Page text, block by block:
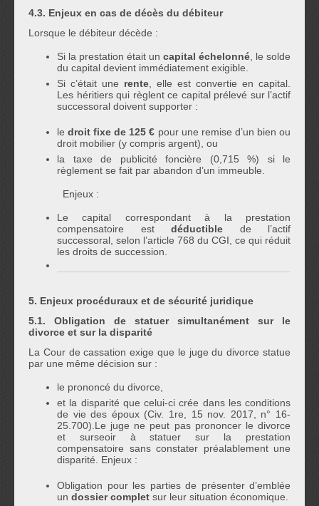
4.3. Enjeux en cas de décès du débiteur
Lorsque le débiteur décède :
Si la prestation était un capital échelonné, le solde
du capital devient immédiatement exigible.
Si c’était une rente, elle est convertie en capital.
Les héritiers qui règlent ce capital prélevé sur l’actif
successoral doivent supporter :
ledroit fixe de 125 € pour une remise d’un bien ou
droit mobilier (y compris argent), ou
la taxe de publicité foncière (0,715 %) si le
règlement se fait par abandon d’un immeuble.
Enjeux :
Le capital correspondant à la prestation
compensatoire est déductible de l’actif
successoral, selon l’article 768 du CGI, ce qui réduit
les droits de succession.
5. Enjeux procéduraux et de sécurité juridique
5.1. Obligation de statuer simultanément sur le
divorce et sur la disparité
La Cour de cassation exige que le juge du divorce statue
par une même décision sur :
le prononcé du divorce,
et la disparité que celui-ci crée dans les conditions
de vie des époux (Civ. 1re, 15 nov. 2017, n° 16-
25.700).Le juge ne peut pas prononcer le divorce
et surseoir à statuer sur la prestation
compensatoire sans constater préalablement une
disparité. Enjeux :
Obligation pour les parties de présenter d’emblée
un dossier complet sur leur situation économique.